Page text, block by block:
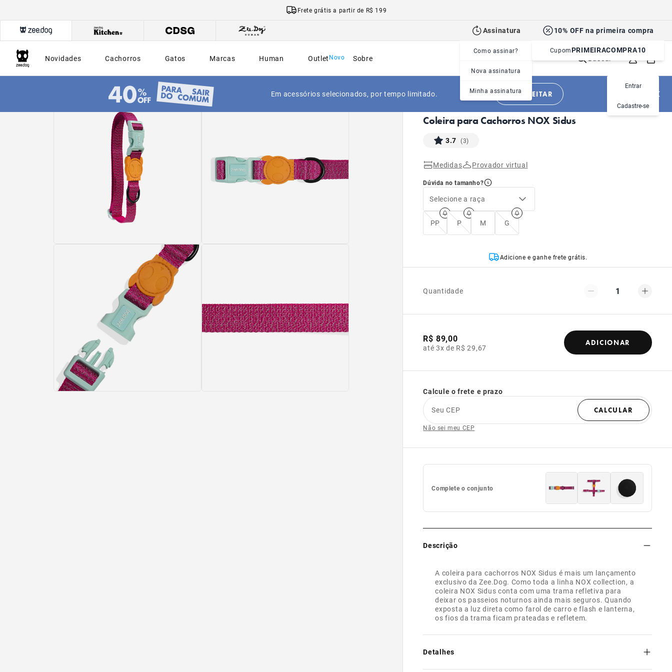
Frete grátis a partir de R$ 199
Assinatura
Como assinar?
Nova assinatura
Minha assinatura
10% OFF na primeira compra
CupomPRIMEIRACOMPRA10
Novidades
Cachorros Gatos Marcas Human Outlet Sobre
Entrar
Cadastre-se
Em acessórios selecionados, por tempo limitado. APROVEITAR
Cachorros|Acessórios|Coleiras
Coleira para Cachorros NOX Sidus
3.7 (3)
Medidas Provador virtual
Dúvida no tamanho?
Selecione a raça
PP P M G
Adicione e ganhe frete grátis.
Quantidade 1
R$ 89,00
até 3x de R$ 29,67
ADICIONAR
Calcule o frete e prazo
Seu CEP
CALCULAR
Não sei meu CEP
Complete o conjunto
Descrição
A coleira para cachorros NOX Sidus é mais um lançamento
exclusivo da Zee.Dog. Como toda a linha NOX collection, a
coleira NOX Sidus conta com uma trama refletiva para
deixar os passeios noturnos ainda mais seguros. Quando
exposta a luz direta como farol de carro e flash e lanterna,
os fios da trama ficam prateadas e refletem.
Detalhes